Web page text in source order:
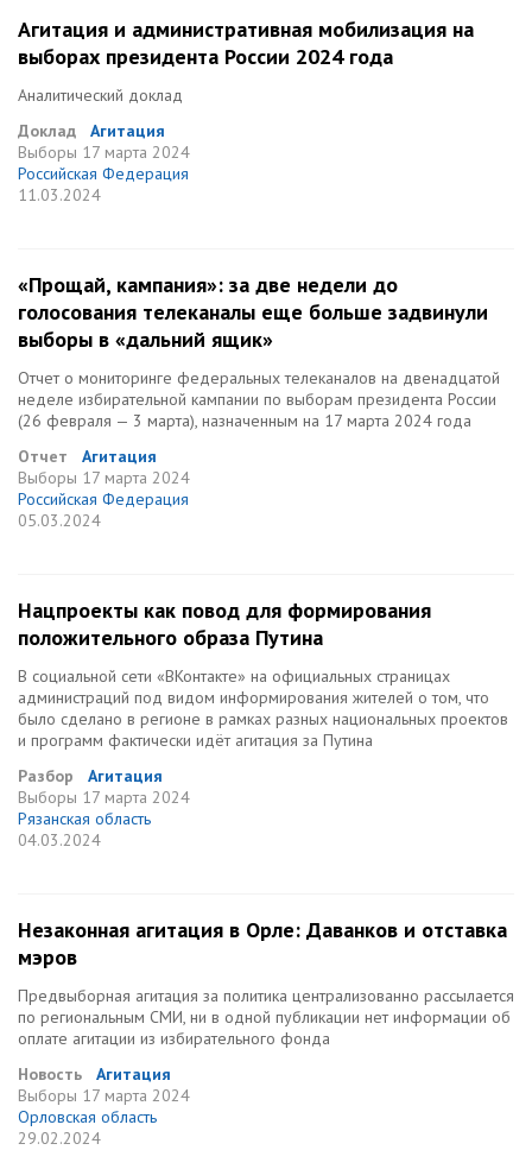
Агитация и административная мобилизация на
выборах президента России 2024 года
Аналитический доклад
Доклад
Агитация
Выборы 17 марта 2024
Российская Федерация
11.03.2024
«Прощай, кампания»: за две недели до
голосования телеканалы еще больше задвинули
выборы в «дальний ящик»
Отчет о мониторинге федеральных телеканалов на двенадцатой
неделе избирательной кампании по выборам президента России
(26 февраля — 3 марта), назначенным на 17 марта 2024 года
Отчет
Агитация
Выборы 17 марта 2024
Российская Федерация
05.03.2024
Нацпроекты как повод для формирования
положительного образа Путина
В социальной сети «ВКонтакте» на официальных страницах
администраций под видом информирования жителей о том, что
было сделано в регионе в рамках разных национальных проектов
и программ фактически идёт агитация за Путина
Разбор
Агитация
Выборы 17 марта 2024
Рязанская область
04.03.2024
Незаконная агитация в Орле: Даванков и отставка
мэров
Предвыборная агитация за политика централизованно рассылается
по региональным СМИ, ни в одной публикации нет информации об
оплате агитации из избирательного фонда
Новость
Агитация
Выборы 17 марта 2024
Орловская область
29.02.2024